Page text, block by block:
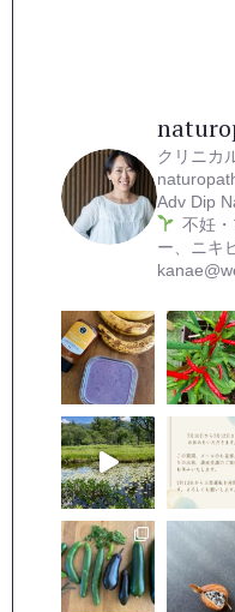
クリニカ
Adv Dip
不妊
ー、ニキ